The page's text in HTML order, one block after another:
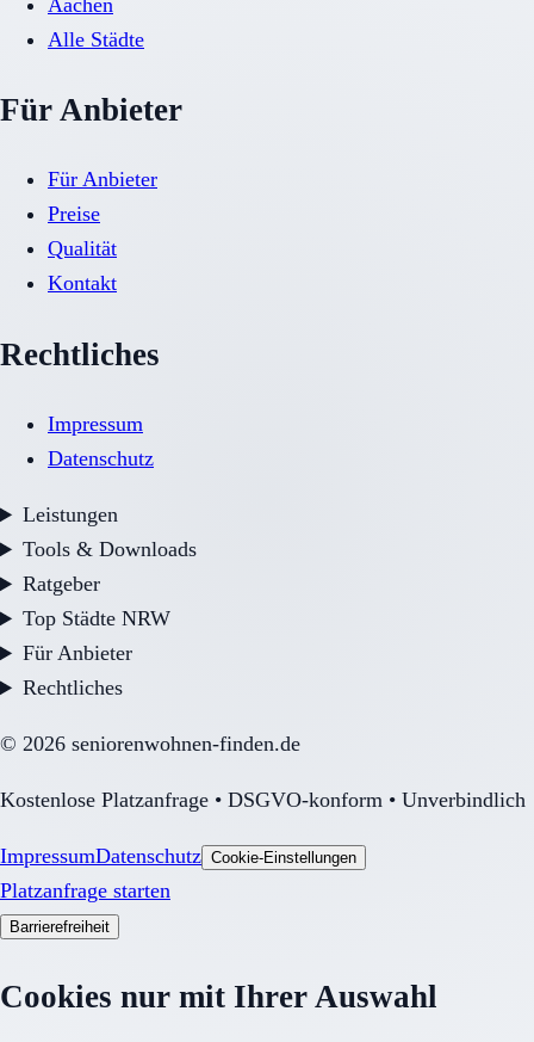
Alle Städte
Für Anbieter
Für Anbieter
Preise
Qualität
Kontakt
Rechtliches
Impressum
Datenschutz
Leistungen
Tools & Downloads
Ratgeber
Top Städte NRW
Für Anbieter
Rechtliches
© 2026 seniorenwohnen-finden.de
Kostenlose Platzanfrage • DSGVO-konform • Unverbindlich
ImpressumDatenschutz Cookie-Einstellungen
Platzanfrage starten
Barrierefreiheit
Cookies nur mit Ihrer Auswahl